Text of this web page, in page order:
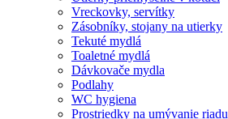
Vreckovky, servítky
Zásobníky, stojany na utierky
Tekuté mydlá
Toaletné mydlá
Dávkovače mydla
Podlahy
WC hygiena
Prostriedky na umývanie riadu